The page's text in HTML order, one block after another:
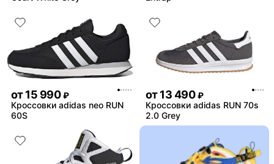
от15 990 ₽
Кроссовки adidas neo RUN
60S
от13 490 ₽
Кроссовки adidas RUN 70s
2.0 Grey